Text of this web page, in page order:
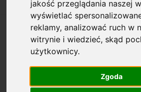
jakość przeglądania naszej
wyświetlać
reklamy, analizować ruch w
witrynie i wiedzieć, skąd
użytkownicy.
Zgoda
F-5A Książka kontroli